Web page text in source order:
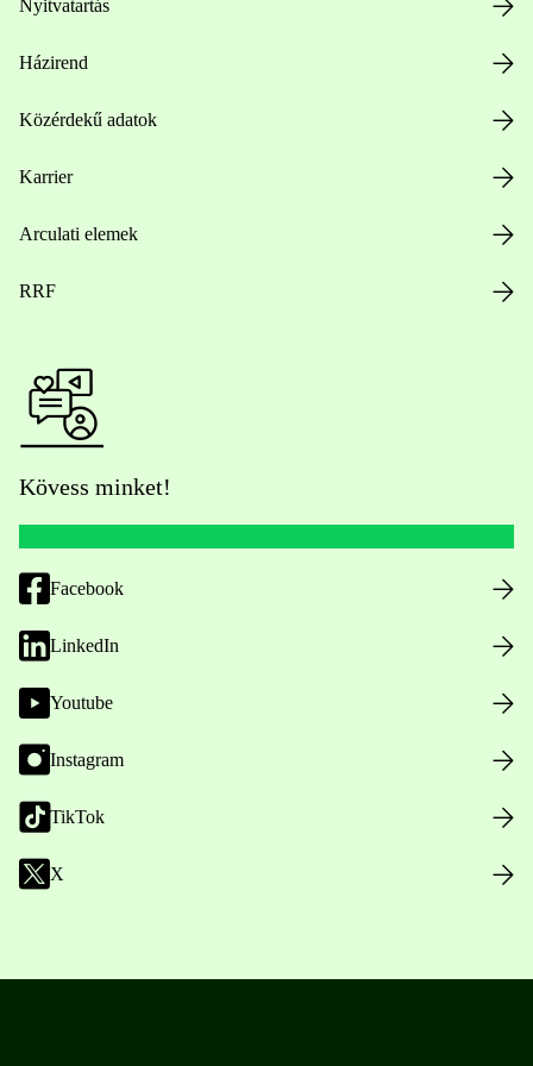
Nyitvatartás
Házirend
Közérdekű adatok
Karrier
Arculati elemek
RRF
Kövess minket!
Facebook
LinkedIn
Youtube
Instagram
TikTok
X